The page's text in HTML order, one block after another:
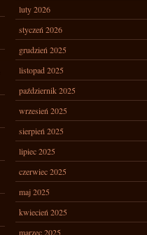
luty 2026
styczeń 2026
grudzień 2025
listopad 2025
październik 2025
wrzesień 2025
sierpień 2025
lipiec 2025
czerwiec 2025
maj 2025
kwiecień 2025
marzec 2025